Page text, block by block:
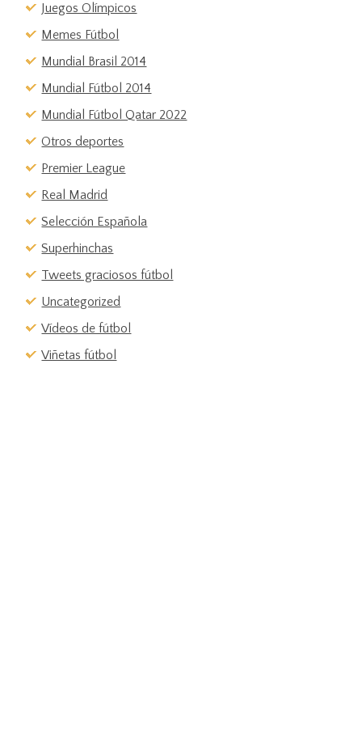
Juegos Olímpicos
Memes Fútbol
Mundial Brasil 2014
Mundial Fútbol 2014
Mundial Fútbol Qatar 2022
Otros deportes
Premier League
Real Madrid
Selección Española
Superhinchas
Tweets graciosos fútbol
Uncategorized
Vídeos de fútbol
Viñetas fútbol